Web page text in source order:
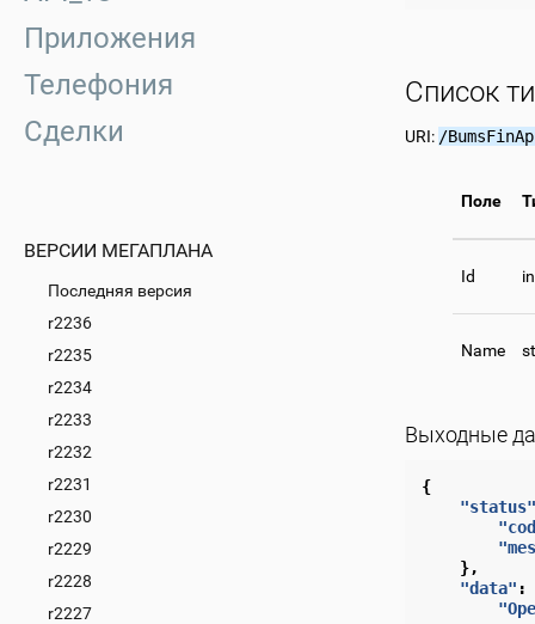
Приложения
Телефония
Сделки
ВЕРСИИ МЕГАПЛАНА
Последняя версия
r2236
r2235
r2234
r2233
r2232
r2231
r2230
r2229
r2228
r2227
Список
URI: /
Поле
Id
Name
Выходные
{
"status"
},
"data" :